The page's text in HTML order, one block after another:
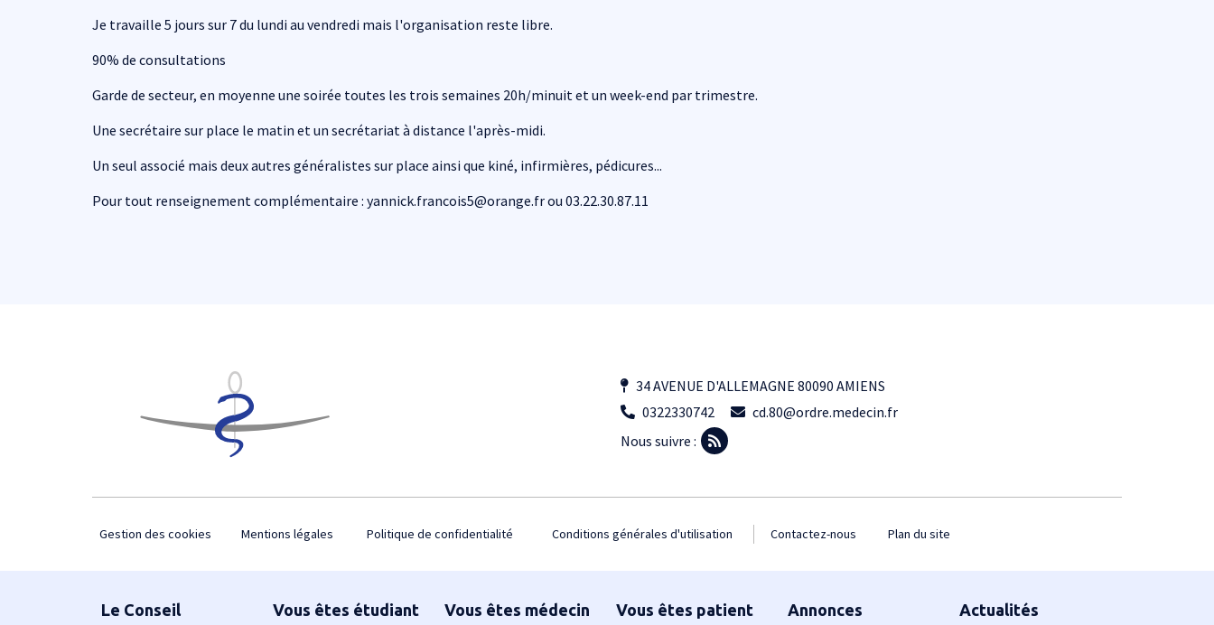
Je travaille 5 jours sur 7 du lundi au vendredi mais l'organisation reste libre.
90% de consultations
Garde de secteur, en moyenne une soirée toutes les trois semaines 20h/minuit et un week-end par trimestre.
Une secrétaire sur place le matin et un secrétariat à distance l'après-midi.
Un seul associé mais deux autres généralistes sur place ainsi que kiné, infirmières, pédicures...
Pour tout renseignement complémentaire : yannick.francois5@orange.fr ou 03.22.30.87.11
34 AVENUE D'ALLEMAGNE 80090 AMIENS
0322330742
cd.80@ordre.medecin.fr
Nous suivre :
Gestion des cookies Mentions légales Politique de confidentialité Conditions générales d'utilisation Contactez-nous Plan du site
Le Conseil Vous êtes étudiant Vous êtes médecin Vous êtes patient Annonces Actualités